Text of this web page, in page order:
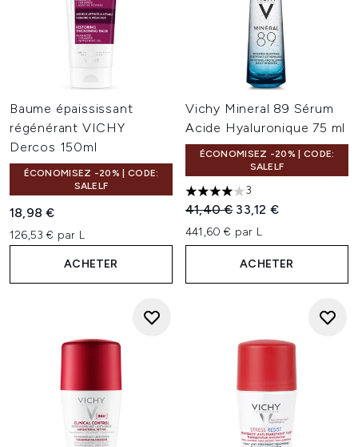
Baume épaississant
régénérant VICHY
Dercos 150ml
ÉCONOMISEZ -20% | CODE:
SALELF
18,98 €
126,53 € par L
ACHETER
Vichy Mineral 89 Sérum
Acide Hyaluronique 75 ml
ÉCONOMISEZ -20% | CODE:
SALELF
4 étoiles sur un maximum de
3
Prix de vente :
41,40 € Prix ​​actuel :
33,12 €
441,60 € par L
ACHETER